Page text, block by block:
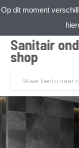
Op dit moment
Sanitair
shop